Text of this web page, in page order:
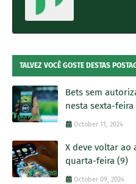
TALVEZ VOCÊ GOSTE DESTAS
Bets sem
nesta sexta-feira
October 11, 2024
X deve voltar ao
quarta-feira (9)
October 09, 2024